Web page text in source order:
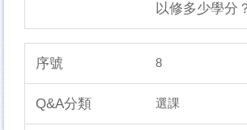
以修多少學分
8
選課